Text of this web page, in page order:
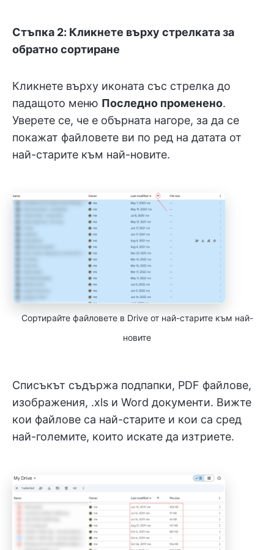
Стъпка 2: Кликнете върху стрелката за
обратно сортиране
Кликнете върху иконата със стрелка до
падащото меню Последно променено.
Уверете се, че е обърната нагоре, за да се
покажат файловете ви по ред на датата от
най-старите към най-новите.
Сортирайте файловете в Drive от най-старите към най-
новите
Списъкът съдържа подпапки, PDF файлове,
изображения, .xls и Word документи. Вижте
кои файлове са най-старите и кои са сред
най-големите, които искате да изтриете.